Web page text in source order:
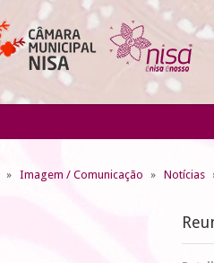
Imagem / Comunicação Notícias